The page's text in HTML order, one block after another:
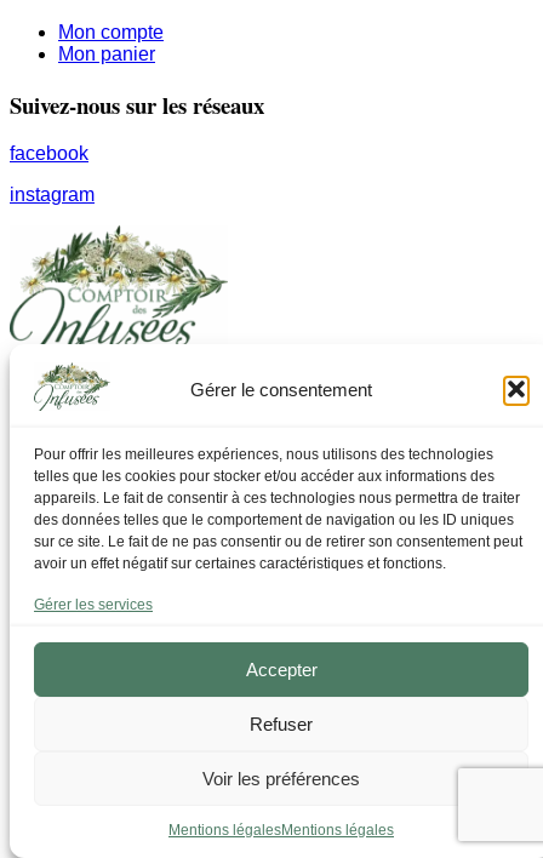
Gérer le consentement
Pour offrir les meilleures expériences, nous utilisons des technologies
telles que les cookies pour stocker et/ou accéder aux informations des
appareils. Le fait de consentir à ces technologies nous permettra de traiter
des données telles que le comportement de navigation ou les ID uniques
sur ce site. Le fait de ne pas consentir ou de retirer son consentement peut
avoir un effet négatif sur certaines caractéristiques et fonctions.
Gérer les services
Accepter
Refuser
Voir les préférences
Mentions légalesMentions légales
Mon compte
Mon panier
Suivez-nous sur les réseaux
facebook
instagram
Laissez-vous guider pour trouver ce dont vous avez
besoin
Par Thématique
Allergies I Refroidissement
Articulations | os | Muscles
Circulation | Jambes lourdes
Confort urinaire
Détente | Relaxation
Drainage | Perte de poids
Femmes | Cycles
Foie | Métabolisme | Sucres
Immunité | Vitalité
Peau | Ongles | Cheveux
Tisanes bien-être